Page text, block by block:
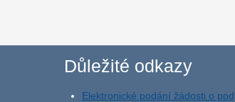
Důležité odkazy
Elektronické podání žádosti o